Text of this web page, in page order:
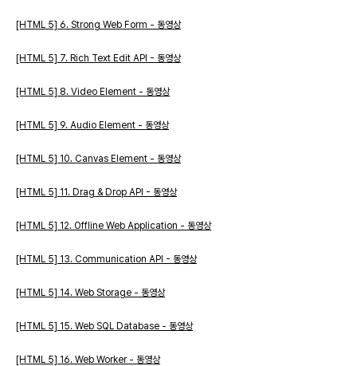
[HTML 5] 6. Strong Web Form - 동영상
[HTML 5] 7. Rich Text Edit API - 동영상
[HTML 5] 8. Video Element - 동영상
[HTML 5] 9. Audio Element - 동영상
[HTML 5] 10. Canvas Element - 동영상
[HTML 5] 11. Drag & Drop API - 동영상
[HTML 5] 12. Offline Web Application - 동영상
[HTML 5] 13. Communication API - 동영상
[HTML 5] 14. Web Storage - 동영상
[HTML 5] 15. Web SQL Database - 동영상
[HTML 5] 16. Web Worker - 동영상